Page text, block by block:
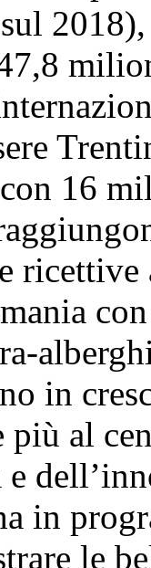
con 16
in
più al
in
le